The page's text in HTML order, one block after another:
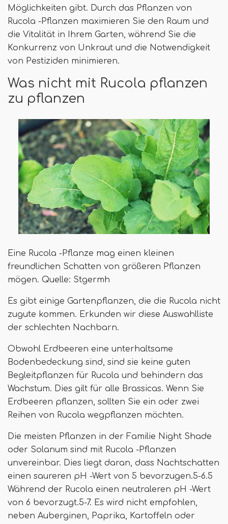
Möglichkeiten gibt. Durch das Pflanzen von
Rucola -Pflanzen maximieren Sie den Raum und
die Vitalität in Ihrem Garten, während Sie die
Konkurrenz von Unkraut und die Notwendigkeit
von Pestiziden minimieren.
Was nicht mit Rucola pflanzen
zu pflanzen
Eine Rucola -Pflanze mag einen kleinen
freundlichen Schatten von größeren Pflanzen
mögen. Quelle: Stgermh
Es gibt einige Gartenpflanzen, die die Rucola nicht
zugute kommen. Erkunden wir diese Auswahlliste
der schlechten Nachbarn.
Obwohl Erdbeeren eine unterhaltsame
Bodenbedeckung sind, sind sie keine guten
Begleitpflanzen für Rucola und behindern das
Wachstum. Dies gilt für alle Brassicas. Wenn Sie
Erdbeeren pflanzen, sollten Sie ein oder zwei
Reihen von Rucola wegpflanzen möchten.
Die meisten Pflanzen in der Familie Night Shade
oder Solanum sind mit Rucola -Pflanzen
unvereinbar. Dies liegt daran, dass Nachtschatten
einen saureren pH -Wert von 5 bevorzugen.5-6.5
Während der Rucola einen neutraleren pH -Wert
von 6 bevorzugt.5-7. Es wird nicht empfohlen,
neben Auberginen, Paprika, Kartoffeln oder